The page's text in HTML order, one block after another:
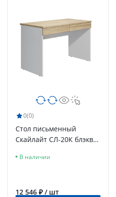
0(0)
Стол письменный
Скайлайт СЛ-20К блэквуд
В наличии
12 546 ₽ / шт